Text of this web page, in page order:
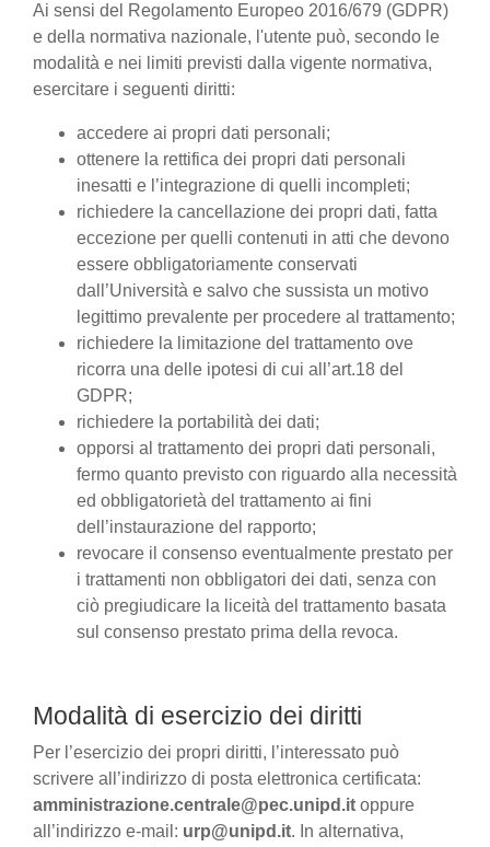
Ai sensi del Regolamento Europeo 2016/679 (GDPR)
e della normativa nazionale, l'utente può, secondo le
modalità e nei limiti previsti dalla vigente normativa,
esercitare i seguenti diritti:
accedere ai propri dati personali;
ottenere la rettifica dei propri dati personali
inesatti e l’integrazione di quelli incompleti;
richiedere la cancellazione dei propri dati, fatta
eccezione per quelli contenuti in atti che devono
essere obbligatoriamente conservati
dall’Università e salvo che sussista un motivo
legittimo prevalente per procedere al trattamento;
richiedere la limitazione del trattamento ove
ricorra una delle ipotesi di cui all’art.18 del
GDPR;
richiedere la portabilità dei dati;
opporsi al trattamento dei propri dati personali,
fermo quanto previsto con riguardo alla necessità
ed obbligatorietà del trattamento ai fini
dell’instaurazione del rapporto;
revocare il consenso eventualmente prestato per
i trattamenti non obbligatori dei dati, senza con
ciò pregiudicare la liceità del trattamento basata
sul consenso prestato prima della revoca.
Modalità di esercizio dei diritti
Per l’esercizio dei propri diritti, l’interessato può
scrivere all’indirizzo di posta elettronica certificata:
amministrazione.centrale@pec.unipd.it oppure
all’indirizzo e-mail: urp@unipd.it. In alternativa,